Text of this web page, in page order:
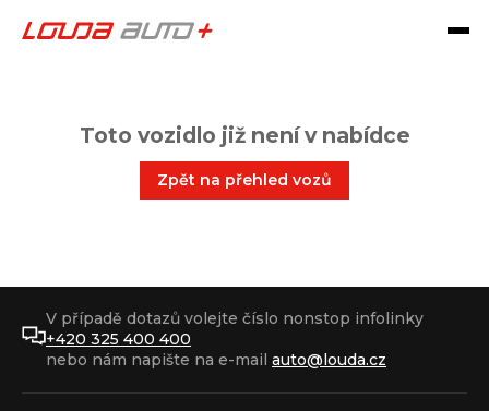
Toto vozidlo již není v nabídce
Zpět na přehled vozů
V případě dotazů volejte číslo nonstop infolinky
+420 325 400 400
nebo nám napište na e-mail auto@louda.cz